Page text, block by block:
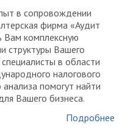
в сопровождении
фирма «Аудит
Вам комплексную
структуры Вашего
в области
налогового
помогут найти
Вашего бизнеса.
Подробнее